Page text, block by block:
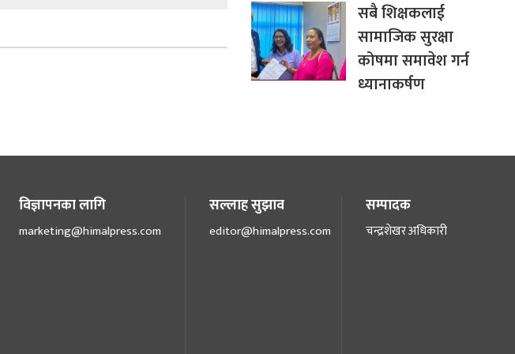
सबै शिक्षकलाई
सामाजिक सुरक्षा
कोषमा समावेश गर्न
ध्यानाकर्षण
विज्ञापनका लागि
marketing@himalpress.com
सल्लाह सुझाव
editor@himalpress.com
सम्पादक
चन्द्रशेखर अधिकारी